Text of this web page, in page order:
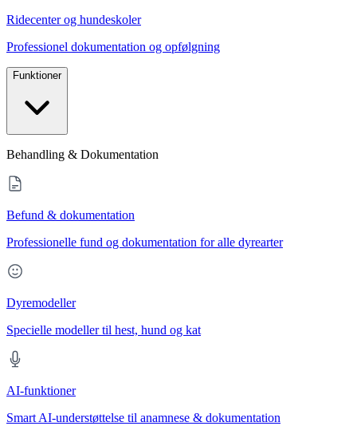
Ridecenter og hundeskoler
Professionel dokumentation og opfølgning
Funktioner
Behandling & Dokumentation
Befund & dokumentation
Professionelle fund og dokumentation for alle dyrearter
Dyremodeller
Specielle modeller til hest, hund og kat
AI-funktioner
Smart AI-understøttelse til anamnese & dokumentation